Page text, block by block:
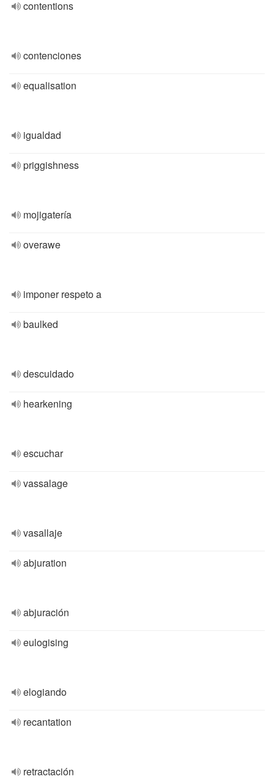
contentions
contenciones
equalisation
igualdad
priggishness
mojigatería
overawe
imponer respeto a
baulked
descuidado
hearkening
escuchar
vassalage
vasallaje
abjuration
abjuración
eulogising
elogiando
recantation
retractación